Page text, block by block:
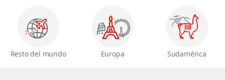
Resto del mundo Europa Sudamérica